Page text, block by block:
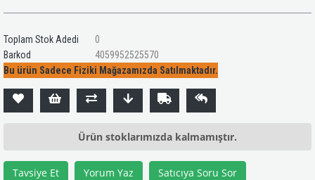
Toplam Stok Adedi
0
Barkod
4059952525570
Bu ürün Sadece Fiziki Mağazamızda Satılmaktadır.
Ürün stoklarımızda kalmamıştır.
Tavsiye Et Yorum Yaz Satıcıya Soru Sor